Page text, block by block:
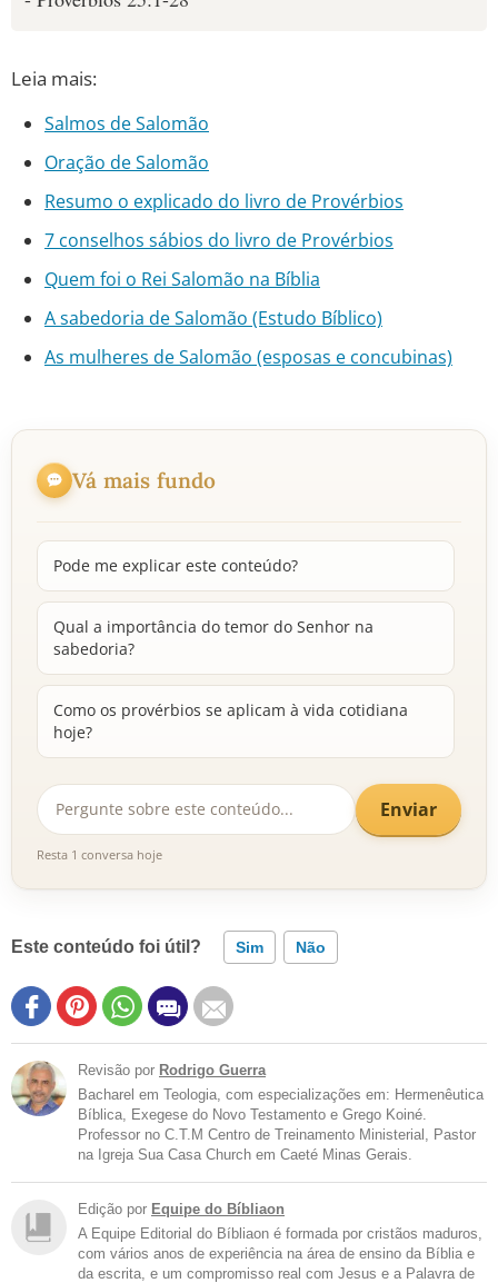
Leia mais:
Salmos de Salomão
Oração de Salomão
Resumo o explicado do livro de Provérbios
7 conselhos sábios do livro de Provérbios
Quem foi o Rei Salomão na Bíblia
A sabedoria de Salomão (Estudo Bíblico)
As mulheres de Salomão (esposas e concubinas)
Vá mais fundo
Pode me explicar este conteúdo?
Qual a importância do temor do Senhor na
sabedoria?
Como os provérbios se aplicam à vida cotidiana
hoje?
Enviar
Resta 1 conversa hoje
Este conteúdo foi útil? Sim Não
Revisão por Rodrigo Guerra
Bacharel em Teologia, com especializações em: Hermenêutica
Bíblica, Exegese do Novo Testamento e Grego Koiné.
Professor no C.T.M Centro de Treinamento Ministerial, Pastor
na Igreja Sua Casa Church em Caeté Minas Gerais.
Edição por Equipe do Bíbliaon
A Equipe Editorial do Bíbliaon é formada por cristãos maduros,
com vários anos de experiência na área de ensino da Bíblia e
da escrita, e um compromisso real com Jesus e a Palavra de